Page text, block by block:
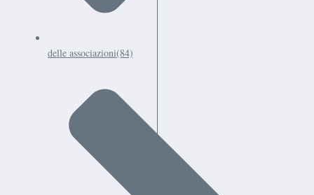
delle associazioni(84)